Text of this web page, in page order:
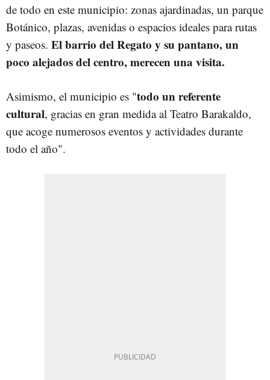
de todo en este municipio: zonas ajardinadas, un parque
Botánico, plazas, avenidas o espacios ideales para rutas
y paseos. El barrio del Regato y su pantano, un
poco alejados del centro, merecen una visita.
Asimismo, el municipio es "todo un referente
cultural, gracias en gran medida al Teatro Barakaldo,
que acoge numerosos eventos y actividades durante
todo el año".